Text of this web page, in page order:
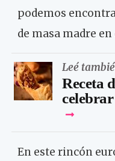
podemos
de masa madre
Leé
Receta
En este rincón